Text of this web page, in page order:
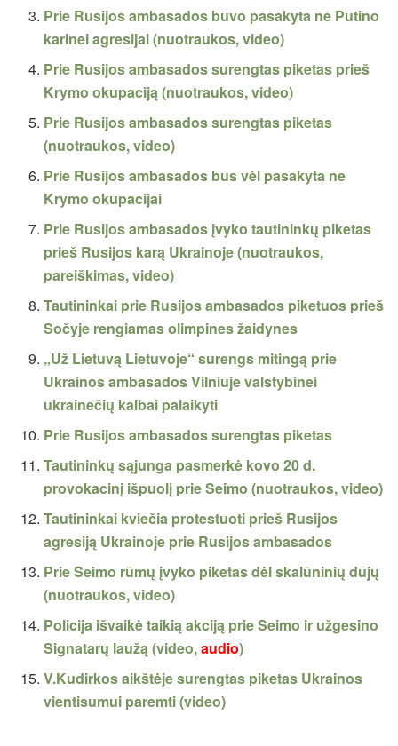
Prie Rusijos ambasados buvo pasakyta ne Putino
karinei agresijai (nuotraukos, video)
Prie Rusijos ambasados surengtas piketas prieš
Krymo okupaciją (nuotraukos, video)
Prie Rusijos ambasados surengtas piketas
(nuotraukos, video)
Prie Rusijos ambasados bus vėl pasakyta ne
Krymo okupacijai
Prie Rusijos ambasados įvyko tautininkų piketas
prieš Rusijos karą Ukrainoje (nuotraukos,
pareiškimas, video)
Tautininkai prie Rusijos ambasados piketuos prieš
Sočyje rengiamas olimpines žaidynes
„Už Lietuvą Lietuvoje“ surengs mitingą prie
Ukrainos ambasados Vilniuje valstybinei
ukrainečių kalbai palaikyti
Prie Rusijos ambasados surengtas piketas
Tautininkų sąjunga pasmerkė kovo 20 d.
provokacinį išpuolį prie Seimo (nuotraukos, video)
Tautininkai kviečia protestuoti prieš Rusijos
agresiją Ukrainoje prie Rusijos ambasados
Prie Seimo rūmų įvyko piketas dėl skalūninių dujų
(nuotraukos, video)
Policija išvaikė taikią akciją prie Seimo ir užgesino
Signatarų laužą (video,audio)
V.Kudirkos aikštėje surengtas piketas Ukrainos
vientisumui paremti (video)